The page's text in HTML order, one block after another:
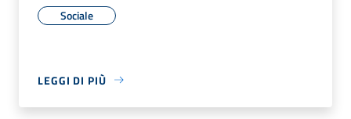
Sociale
LEGGI DI PIÙ